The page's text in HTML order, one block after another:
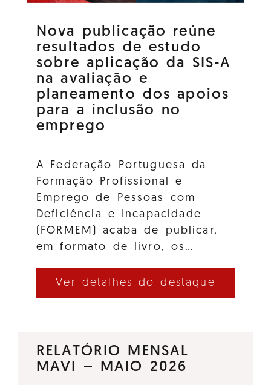
Nova publicação reúne
resultados de estudo
sobre aplicação da SIS-A
na avaliação e
planeamento dos apoios
para a inclusão no
emprego
A Federação Portuguesa da
Formação Profissional e
Emprego de Pessoas com
Deficiência e Incapacidade
(FORMEM) acaba de publicar,
em formato de livro, os…
Ver detalhes do destaque
RELATÓRIO MENSAL
MAVI – MAIO 2026